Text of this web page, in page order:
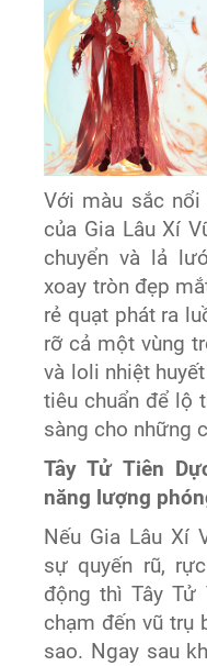
Với màu sắc nổi
của Gia Lâu Xí
chuyển và lả
xoay tròn đẹp
rẻ quạt phát ra
rỡ cả một vùng
và loli nhiệt
tiêu chuẩn để lộ
sàng cho những
Tây Tử Tiên
năng lượng
Nếu Gia Lâu Xí
sự quyến rũ,
động thì Tây
chạm đến vũ trụ
sao. Ngay sau